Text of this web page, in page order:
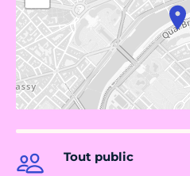
Tout public